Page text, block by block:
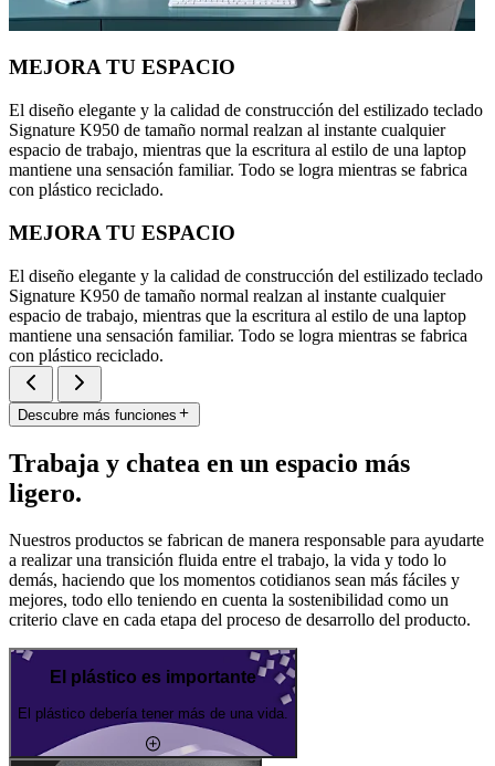
MEJORA TU ESPACIO
El diseño elegante y la calidad de construcción del estilizado teclado
Signature K950 de tamaño normal realzan al instante cualquier
espacio de trabajo, mientras que la escritura al estilo de una laptop
mantiene una sensación familiar. Todo se logra mientras se fabrica
con plástico reciclado.
MEJORA TU ESPACIO
El diseño elegante y la calidad de construcción del estilizado teclado
Signature K950 de tamaño normal realzan al instante cualquier
espacio de trabajo, mientras que la escritura al estilo de una laptop
mantiene una sensación familiar. Todo se logra mientras se fabrica
con plástico reciclado.
Descubre más funciones
Trabaja y chatea en un espacio más
ligero.
Nuestros productos se fabrican de manera responsable para ayudarte
a realizar una transición fluida entre el trabajo, la vida y todo lo
demás, haciendo que los momentos cotidianos sean más fáciles y
mejores, todo ello teniendo en cuenta la sostenibilidad como un
criterio clave en cada etapa del proceso de desarrollo del producto.
El plástico es importante
El plástico debería tener más de una vida.